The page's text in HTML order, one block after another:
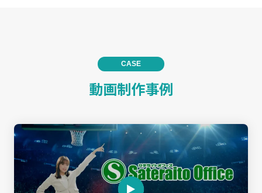
CASE
動画制作事例